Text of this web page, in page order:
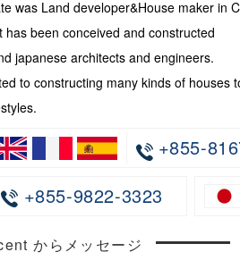
was Land developer&House maker in
has been conceived and constructed
japanese architects and engineers.
to constructing many kinds of houses
+855-
+855-9822-3323
からメッセージ